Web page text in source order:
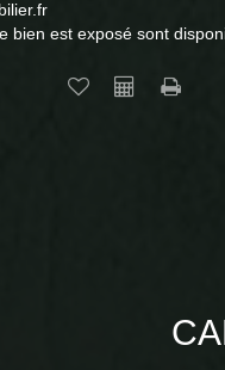
bien est exposé sont